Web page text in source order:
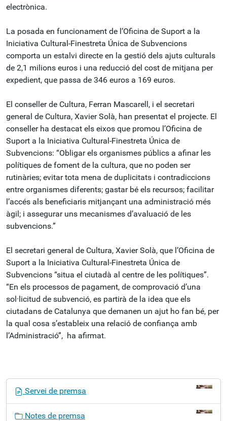
electrònica.
La posada en funcionament de l’Oficina de Suport a la
Iniciativa Cultural-Finestreta Única de Subvencions
comporta un estalvi directe en la gestió dels ajuts culturals
de 2,1 milions euros i una reducció del cost de mitjana per
expedient, que passa de 346 euros a 169 euros.
El conseller de Cultura, Ferran Mascarell, i el secretari
general de Cultura, Xavier Solà, han presentat el projecte. El
conseller ha destacat els eixos que promou l’Oficina de
Suport a la Iniciativa Cultural-Finestreta Única de
Subvencions: “Obligar els organismes públics a afinar les
polítiques de foment de la cultura, que no poden ser
rutinàries; evitar tota mena de duplicitats i contradiccions
entre organismes diferents; gastar bé els recursos; facilitar
l’accés als beneficiaris mitjançant una administració més
àgil; i assegurar uns mecanismes d’avaluació de les
subvencions.”
El secretari general de Cultura, Xavier Solà, que l’Oficina de
Suport a la Iniciativa Cultural-Finestreta Única de
Subvencions “situa el ciutadà al centre de les polítiques”.
“En els processos de pagament, de comprovació d’una
sol·licitud de subvenció, es partirà de la idea que els
ciutadans de Catalunya que demanen un ajut ho fan bé, per
la qual cosa s’estableix una relació de confiança amb
l’Administració”, ha afirmat.
Servei de premsa
Notes de premsa